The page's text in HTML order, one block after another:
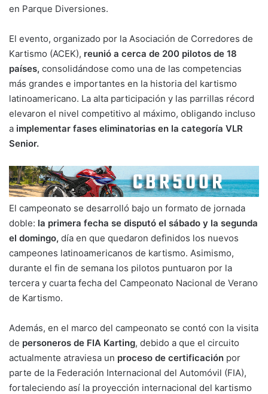
en Parque Diversiones.
El evento, organizado por la Asociación de Corredores de
Kartismo (ACEK), reunió a cerca de 200 pilotos de 18
países, consolidándose como una de las competencias
más grandes e importantes en la historia del kartismo
latinoamericano. La alta participación y las parrillas récord
elevaron el nivel competitivo al máximo, obligando incluso
a implementar fases eliminatorias en la categoría VLR
Senior.
El campeonato se desarrolló bajo un formato de jornada
doble: la primera fecha se disputó el sábado y la segunda
el domingo, día en que quedaron definidos los nuevos
campeones latinoamericanos de kartismo. Asimismo,
durante el fin de semana los pilotos puntuaron por la
tercera y cuarta fecha del Campeonato Nacional de Verano
de Kartismo.
Además, en el marco del campeonato se contó con la visita
de personeros de FIA Karting, debido a que el circuito
actualmente atraviesa un proceso de certificación por
parte de la Federación Internacional del Automóvil (FIA),
fortaleciendo así la proyección internacional del kartismo